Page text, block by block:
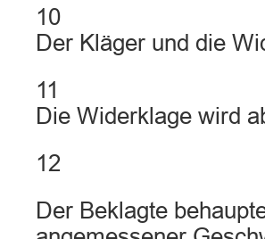
10
Der Kläger und die
11
Die Widerklage wird
12
Der Beklagte